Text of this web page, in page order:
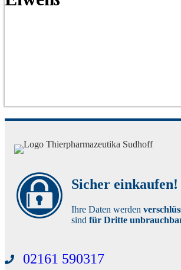
Varianten
auf.
Optionen
können
Produktseite
Sicher einkaufen!
Ihre Daten werden
sind für Dritte
02161 590317